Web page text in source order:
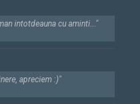
intotdeauna cu aminti..."
apreciem :)"